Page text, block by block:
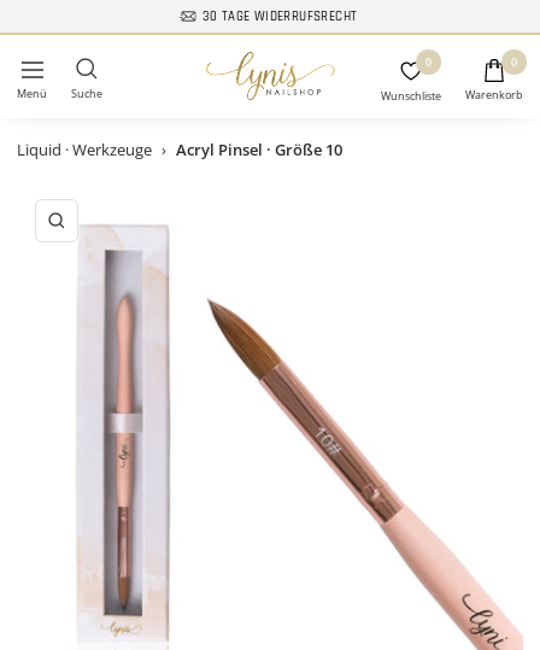
zum
Inhalt
30 TAGE WIDERRUFSRECHT
Navigation
Lynis-
Nailshop
0 0
Liquid · Werkzeuge › Acryl Pinsel · Größe 10
Zoom